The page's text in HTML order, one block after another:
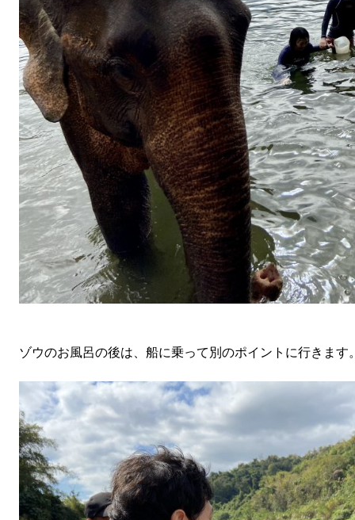
ゾウのお風呂の後は、船に乗って別のポイントに行きます